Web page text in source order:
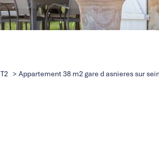
T2 Appartement 38 m2 gare d asnieres sur